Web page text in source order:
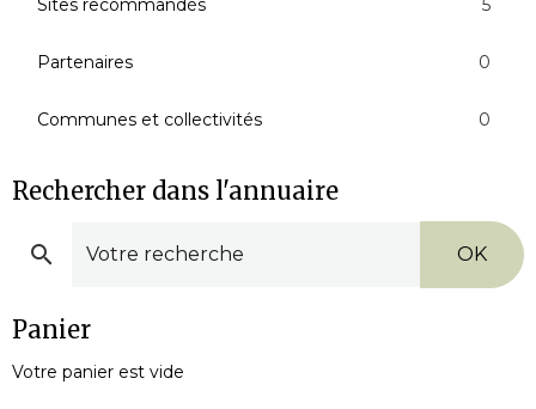
5
Partenaires 0
Communes et collectivités 0
Rechercher dans l'annuaire
OK
Panier
Votre panier est vide